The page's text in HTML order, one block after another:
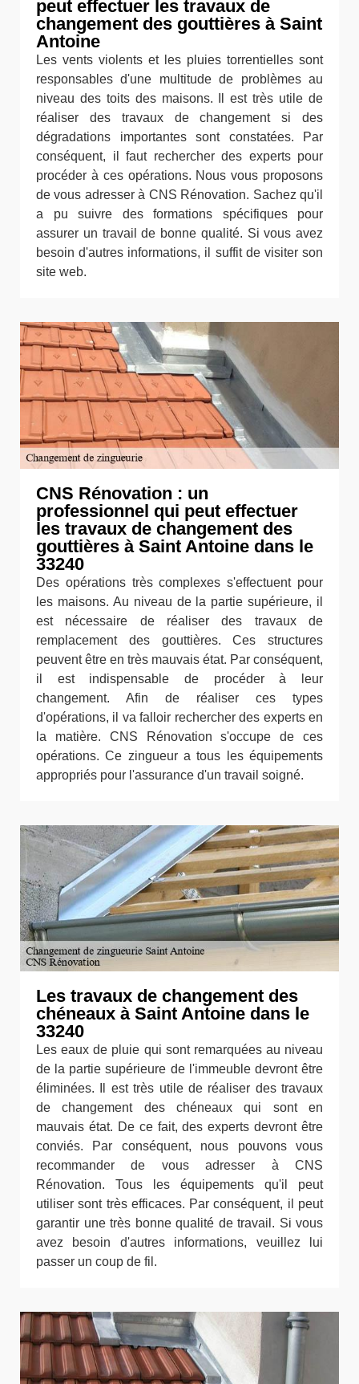
peut effectuer les travaux de
changement des gouttières à Saint
Antoine
Les vents violents et les pluies torrentielles sont
responsables d'une multitude de problèmes au
niveau des toits des maisons. Il est très utile de
réaliser des travaux de changement si des
dégradations importantes sont constatées. Par
conséquent, il faut rechercher des experts pour
procéder à ces opérations. Nous vous proposons
de vous adresser à CNS Rénovation. Sachez qu'il
a pu suivre des formations spécifiques pour
assurer un travail de bonne qualité. Si vous avez
besoin d'autres informations, il suffit de visiter son
site web.
CNS Rénovation : un
professionnel qui peut effectuer
les travaux de changement des
gouttières à Saint Antoine dans le
33240
Des opérations très complexes s'effectuent pour
les maisons. Au niveau de la partie supérieure, il
est nécessaire de réaliser des travaux de
remplacement des gouttières. Ces structures
peuvent être en très mauvais état. Par conséquent,
il est indispensable de procéder à leur
changement. Afin de réaliser ces types
d'opérations, il va falloir rechercher des experts en
la matière. CNS Rénovation s'occupe de ces
opérations. Ce zingueur a tous les équipements
appropriés pour l'assurance d'un travail soigné.
Les travaux de changement des
chéneaux à Saint Antoine dans le
33240
Les eaux de pluie qui sont remarquées au niveau
de la partie supérieure de l'immeuble devront être
éliminées. Il est très utile de réaliser des travaux
de changement des chéneaux qui sont en
mauvais état. De ce fait, des experts devront être
conviés. Par conséquent, nous pouvons vous
recommander de vous adresser à CNS
Rénovation. Tous les équipements qu'il peut
utiliser sont très efficaces. Par conséquent, il peut
garantir une très bonne qualité de travail. Si vous
avez besoin d'autres informations, veuillez lui
passer un coup de fil.